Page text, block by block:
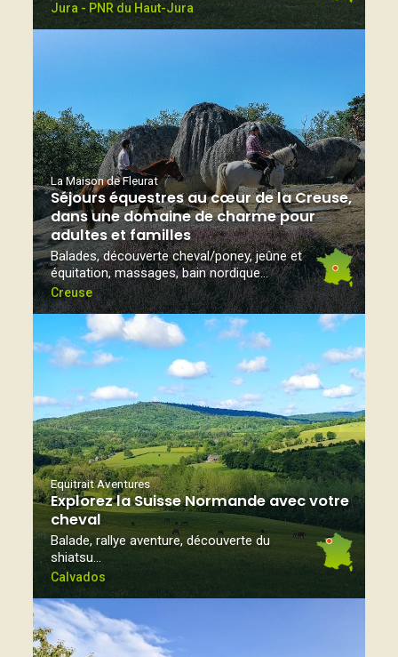
Jura - PNR du Haut-Jura
La Maison de Fleurat
Séjours équestres au cœur de la Creuse,
dans une domaine de charme pour
adultes et familles
Balades, découverte cheval/poney, jeûne et
équitation, massages, bain nordique...
Creuse
Equitrait Aventures
Explorez la Suisse Normande avec votre
cheval
Balade, rallye aventure, découverte du
shiatsu…
Calvados